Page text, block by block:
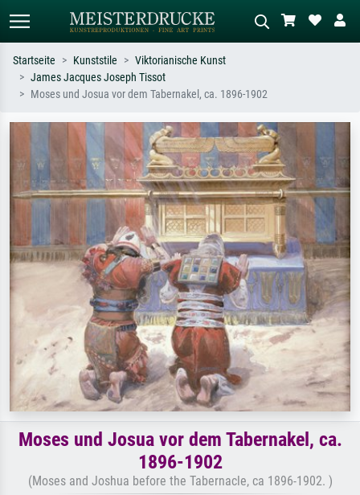
Standardsuche KI-Bildersuche
oder Stilen – z.B. Monet,
Sternennacht, Impressionismus, Welle
Hokusai, Akt.
Wiese, Abstrakt mit viel Rot, Dunkles
Ölgemälde, Stehender Akt neben einem
Baum.
Startseite Kunststile
Viktorianische Kunst
James Jacques Joseph Tissot
Moses und Josua vor dem Tabernakel, ca. 1896-1902
Moses und Josua vor dem Tabernakel, ca.
1896-1902
(Moses and Joshua before the Tabernacle, ca 1896-1902. )